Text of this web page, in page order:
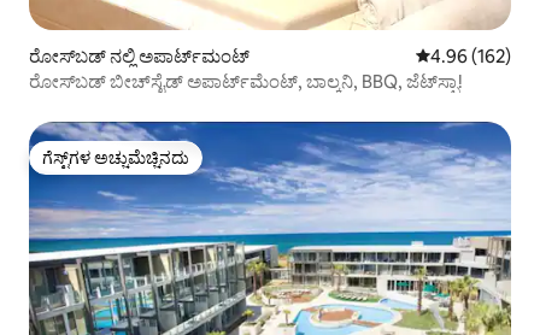
ರೋಸ್‌ಬಡ್ ನಲ್ಲಿ ಅಪಾರ್ಟ್‌ಮಂಟ್ 5 ರಲ್ಲಿ 4.96
4.96 (162)
ರೋಸ್‌ಬಡ್ ಬೀಚ್‌ಸೈಡ್ ಅಪಾರ್ಟ್‌ಮೆಂಟ್, ಬಾಲ್ಕನಿ, BBQ, ಜೆಟ್‌ಸ್ಪಾ!
ಗೆಸ್ಟ್‌ಗಳ ಅಚ್ಚುಮೆಚ್ಚಿನದು
ಗೆಸ್ಟ್‌ಗಳ ಅಚ್ಚುಮೆಚ್ಚಿನದು